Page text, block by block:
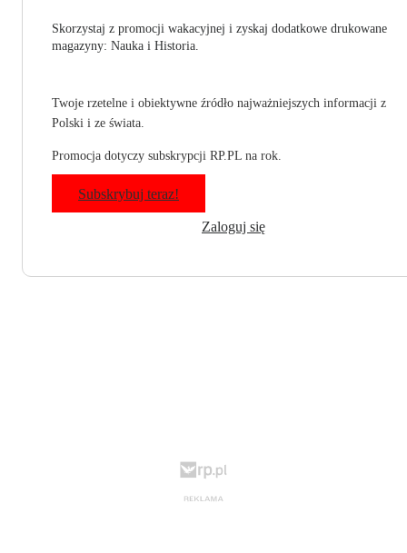
Skorzystaj z promocji wakacyjnej i zyskaj dodatkowe drukowane
magazyny: Nauka i Historia.
Twoje rzetelne i obiektywne źródło najważniejszych informacji z
Polski i ze świata.
Promocja dotyczy subskrypcji RP.PL na rok.
Subskrybuj teraz!
Zaloguj się